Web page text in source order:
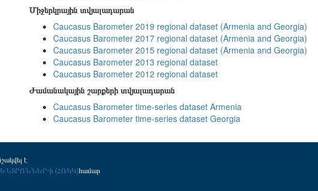
Միջերկրային տվյալադարան
Caucasus Barometer 2019 regional dataset (Armenia and Georgia)
Caucasus Barometer 2017 regional dataset (Armenia and Georgia)
Caucasus Barometer 2015 regional dataset (Armenia and Georgia)
Caucasus Barometer 2013 regional dataset
Caucasus Barometer 2012 regional dataset
Ժամանակային շարքերի տվյալադարան
Caucasus Barometer time-series dataset Armenia
Caucasus Barometer time-series dataset Georgia
է
ի (ՀՌԿԿ)համար